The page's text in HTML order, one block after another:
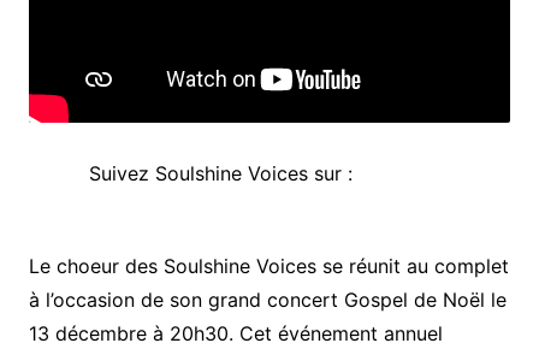
Suivez Soulshine Voices sur :
Le choeur des Soulshine Voices se réunit au complet
à l’occasion de son grand concert Gospel de Noël le
13 décembre à 20h30. Cet événement annuel